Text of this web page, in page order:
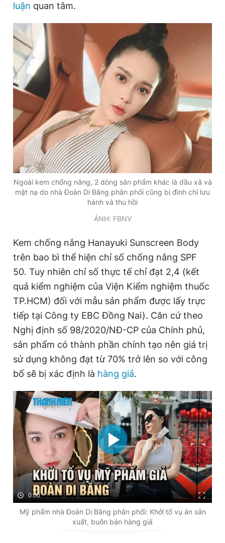
Đọc Thanh Niên trên điện thoại
Theo dõi báo trên
Hotline
0906 645 777
Liên hệ quảng cáo
0908 780 404
Đặt báo Quảng cáo RSS Tòa soạn Chính sách bảo
Tổng biên tập: Nguyễn Ngọc Toàn
Phó tổng biên tập thường trực: Hải Thành
Phó tổng biên tập: Lâm Hiếu Dũng
Phó tổng biên tập: Trần Việt Hưng
chép dưới mọi hình thức nếu không có sự chấp thuận bằng văn
bản. Phát triển bởi ePi Technologies, JSC.
luận quan tâm.
Ngoài kem chống nắng, 2 dòng sản phẩm khác là dầu xả và
mặt nạ do nhà Đoàn Di Băng phân phối cũng bị đình chỉ lưu
hành và thu hồi
ẢNH: FBNV
Kem chống nắng Hanayuki Sunscreen Body
trên bao bì thể hiện chỉ số chống nắng SPF
50. Tuy nhiên chỉ số thực tế chỉ đạt 2,4 (kết
quả kiểm nghiệm của Viện Kiểm nghiệm thuốc
TP.HCM) đối với mẫu sản phẩm được lấy trực
tiếp tại Công ty EBC Đồng Nai). Căn cứ theo
Nghị định số 98/2020/NĐ-CP của Chính phủ,
sản phẩm có thành phần chính tạo nên giá trị
sử dụng không đạt từ 70% trở lên so với công
bố sẽ bị xác định là hàng giả.
0:00
Mỹ phẩm nhà Đoàn Di Băng phân phối: Khởi tố vụ án sản
xuất, buôn bán hàng giả